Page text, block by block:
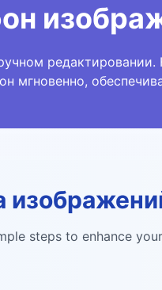
мгновенно,
steps to enhance